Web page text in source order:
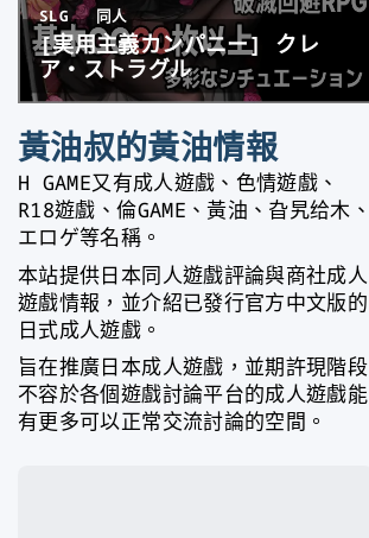
黃油叔的黃油情報
H GAME又有成人遊戲、色情遊戲、
R18遊戲、倫GAME、黃油、旮旯给木、
エロゲ等名稱。
本站提供日本同人遊戲評論與商社成人
遊戲情報，並介紹已發行官方中文版的
日式成人遊戲。
旨在推廣日本成人遊戲，並期許現階段
不容於各個遊戲討論平台的成人遊戲能
有更多可以正常交流討論的空間。